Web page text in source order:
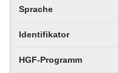
Sprache
Identifikator
HGF-Programm